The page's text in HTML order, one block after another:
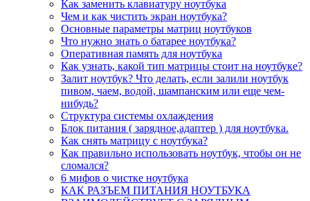
Как заменить клавиатуру ноутбука
Чем и как чистить экран ноутбука?
Основные параметры матриц ноутбуков
Что нужно знать о батарее ноутбука?
Оперативная память для ноутбука
Как узнать, какой тип матрицы стоит на ноутбуке?
Залит ноутбук? Что делать, если залили ноутбук
пивом, чаем, водой, шампанским или еще чем-
нибудь?
Структура системы охлаждения
Блок питания ( зарядное,адаптер ) для ноутбука.
Как снять матрицу с ноутбука?
Как правильно использовать ноутбук, чтобы он не
сломался?
6 мифов о чистке ноутбука
КАК РАЗЪЕМ ПИТАНИЯ НОУТБУКА